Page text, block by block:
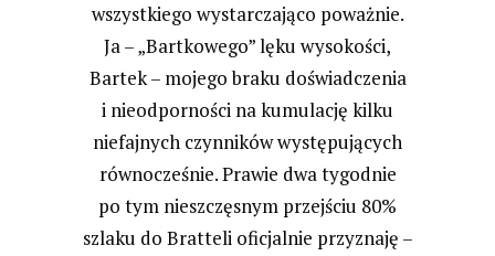
wszystkiego wystarczająco poważnie.
Ja – „Bartkowego” lęku wysokości,
Bartek – mojego braku doświadczenia
i nieodporności na kumulację kilku
niefajnych czynników występujących
równocześnie. Prawie dwa tygodnie
po tym nieszczęsnym przejściu 80%
szlaku do Bratteli oficjalnie przyznaję –